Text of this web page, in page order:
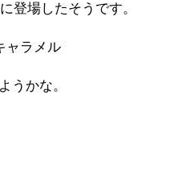
登場したそうです。
ャラメル
うかな。